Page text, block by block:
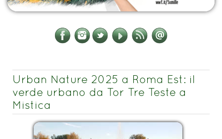
Urban Nature 2025 a Roma Est: il
verde urbano da Tor Tre Teste a
Mistica